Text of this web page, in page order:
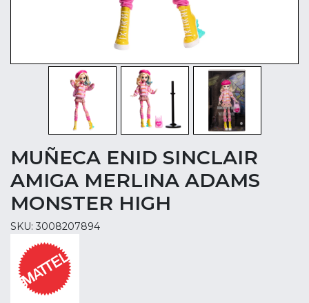
MUÑECA ENID SINCLAIR
AMIGA MERLINA ADAMS
MONSTER HIGH
SKU: 3008207894